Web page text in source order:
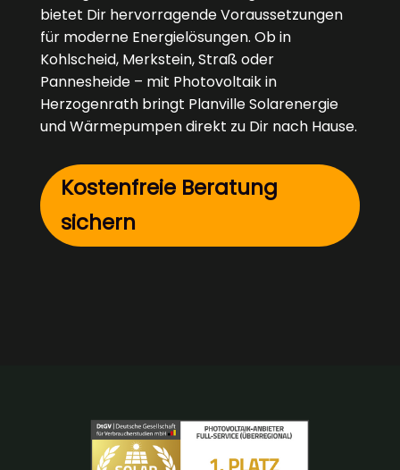
bietet Dir hervorragende Voraussetzungen
für moderne Energielösungen. Ob in
Kohlscheid, Merkstein, Straß oder
Pannesheide – mit Photovoltaik in
Herzogenrath bringt Planville Solarenergie
und Wärmepumpen direkt zu Dir nach Hause.
Kostenfreie Beratung
sichern